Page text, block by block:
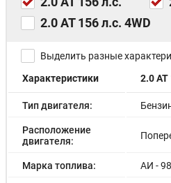
Диски 18
Легкосплавные диски
Рейлинги на крыше
Центральный замок
2.0 AT 156 л.с. 4WD
Выделить разные
Характеристики
2.0 AT
Тип двигателя:
Расположение
двигателя:
Марка топлива: АИ - 98